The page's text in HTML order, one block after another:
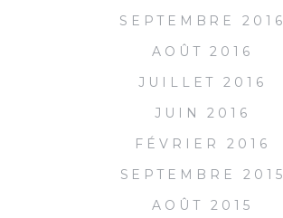
SEPTEMBRE 2016
AOÛT 2016
JUILLET 2016
JUIN 2016
FÉVRIER 2016
SEPTEMBRE 2015
AOÛT 2015